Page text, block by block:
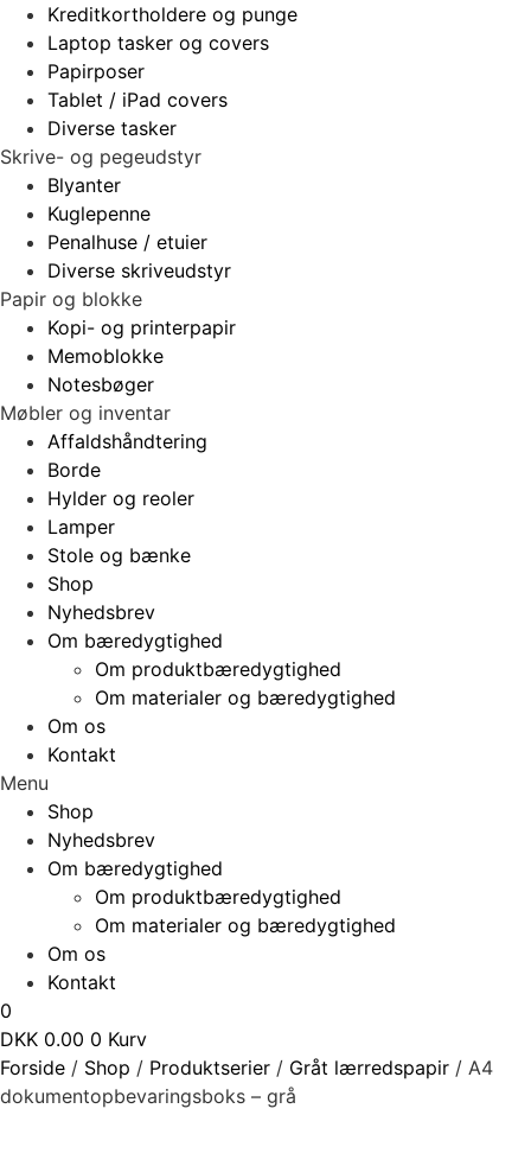
Kreditkortholdere og punge
Laptop tasker og covers
Papirposer
Tablet / iPad covers
Diverse tasker
Skrive- og pegeudstyr
Blyanter
Kuglepenne
Penalhuse / etuier
Diverse skriveudstyr
Papir og blokke
Kopi- og printerpapir
Memoblokke
Notesbøger
Møbler og inventar
Affaldshåndtering
Borde
Hylder og reoler
Lamper
Stole og bænke
Shop
Nyhedsbrev
Om bæredygtighed
Om produktbæredygtighed
Om materialer og bæredygtighed
Om os
Kontakt
Menu
Shop
Nyhedsbrev
Om bæredygtighed
Om produktbæredygtighed
Om materialer og bæredygtighed
Om os
Kontakt
0
DKK 0.00 0 Kurv
Forside / Shop / Produktserier / Gråt lærredspapir / A4
dokumentopbevaringsboks – grå